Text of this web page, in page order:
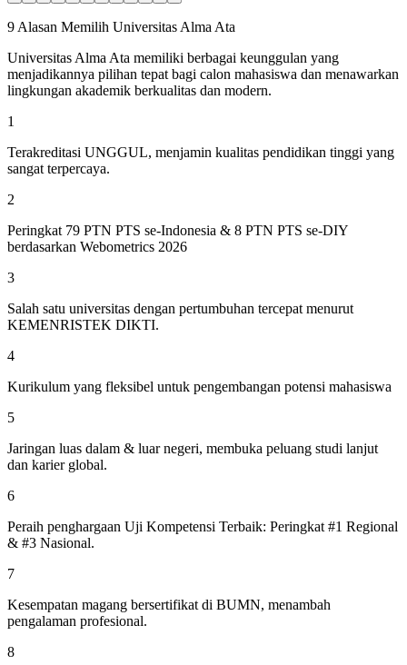
9 Alasan Memilih Universitas Alma Ata
Universitas Alma Ata memiliki berbagai keunggulan yang
menjadikannya pilihan tepat bagi calon mahasiswa dan menawarkan
lingkungan akademik berkualitas dan modern.
1
Terakreditasi UNGGUL, menjamin kualitas pendidikan tinggi yang
sangat terpercaya.
2
Peringkat 79 PTN PTS se-Indonesia & 8 PTN PTS se-DIY
berdasarkan Webometrics 2026
3
Salah satu universitas dengan pertumbuhan tercepat menurut
KEMENRISTEK DIKTI.
4
Kurikulum yang fleksibel untuk pengembangan potensi mahasiswa
5
Jaringan luas dalam & luar negeri, membuka peluang studi lanjut
dan karier global.
6
Peraih penghargaan Uji Kompetensi Terbaik: Peringkat #1 Regional
& #3 Nasional.
7
Kesempatan magang bersertifikat di BUMN, menambah
pengalaman profesional.
8